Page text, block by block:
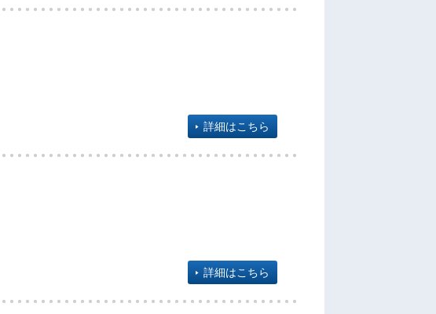
詳細はこちら
詳細はこちら